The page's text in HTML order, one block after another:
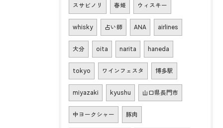
スサビノリ 春姫 ウィスキー
whisky 占い師 ANA airlines
大分 oita narita haneda
tokyo ワインフェスタ 博多駅
miyazaki kyushu 山口県長門市
中ヨークシャー 豚肉